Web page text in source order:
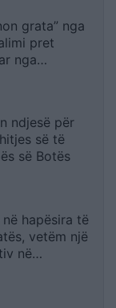
grata” nga
pret
nga
ndjesë për
së të
së Botës
hapësira të
vetëm një
në